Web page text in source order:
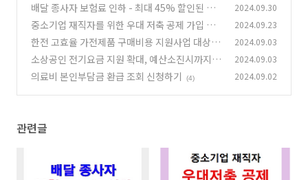
배달 종사자 보험료 인하 - 최대 45% 할인된 공
제보험 출시
(1)
2024.09.30
중소기업 재직자를 위한 우대 저축 공제 가입 혜
택 방법 알아보기
(3)
2024.09.23
한전 고효율 가전제품 구매비용 지원사업 대상자
대상 제품
(8)
2024.09.03
소상공인 전기요금 지원 확대, 예산소진시까지입
니다. 빨리 신청하세요!
(2)
2024.09.03
의료비 본인부담금 환급 조회 신청하기 (4) 2024.09.02
관련글